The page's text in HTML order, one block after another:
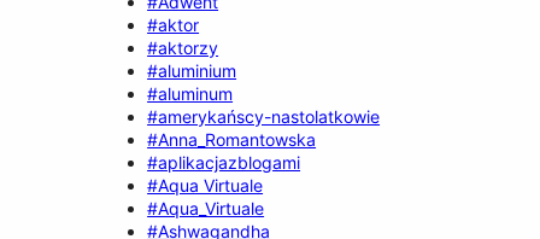
#aktor
#aktorzy
#aluminium
#aluminum
#amerykańscy-nastolatkowie
#Anna_Romantowska
#aplikacjazblogami
#Aqua Virtuale
#Aqua_Virtuale
#Ashwagandha